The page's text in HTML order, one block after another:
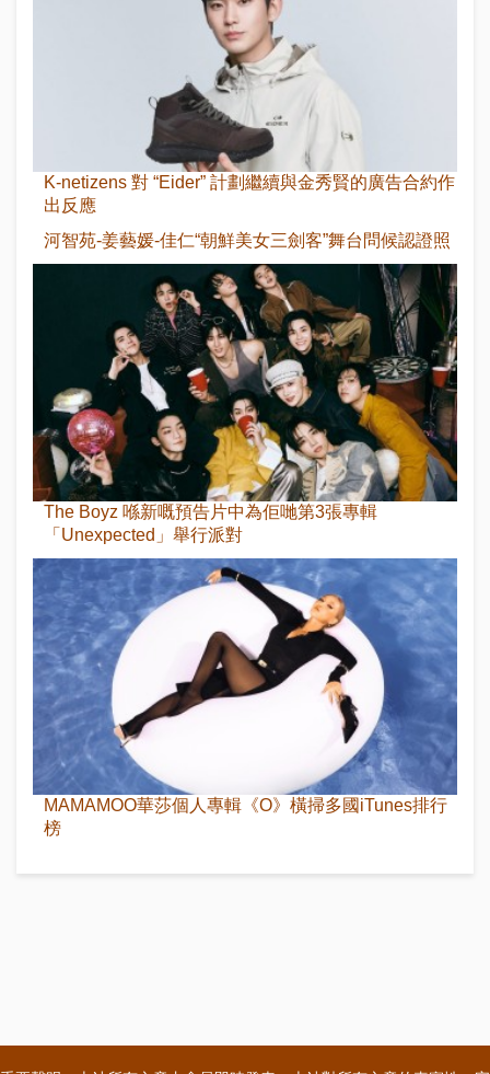
K-netizens 對 “Eider” 計劃繼續與金秀賢的廣告合約作
出反應
河智苑-姜藝媛-佳仁“朝鮮美女三劍客”舞台問候認證照
The Boyz 喺新嘅預告片中為佢哋第3張專輯
「Unexpected」舉行派對
MAMAMOO華莎個人專輯《O》橫掃多國iTunes排行
榜